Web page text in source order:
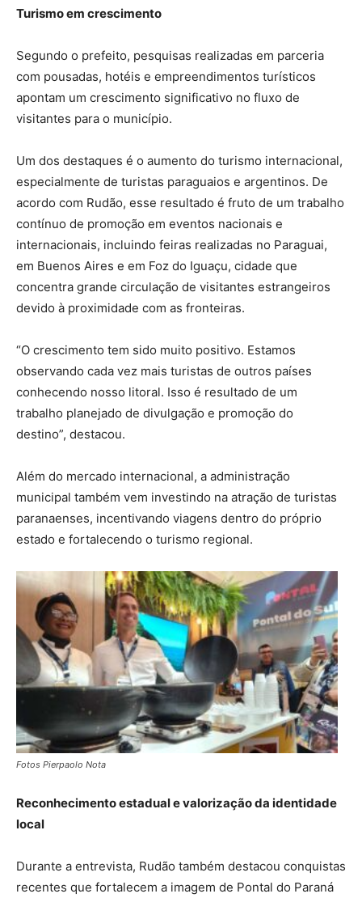
Turismo em crescimento
Segundo o prefeito, pesquisas realizadas em parceria
com pousadas, hotéis e empreendimentos turísticos
apontam um crescimento significativo no fluxo de
visitantes para o município.
Um dos destaques é o aumento do turismo internacional,
especialmente de turistas paraguaios e argentinos. De
acordo com Rudão, esse resultado é fruto de um trabalho
contínuo de promoção em eventos nacionais e
internacionais, incluindo feiras realizadas no Paraguai,
em Buenos Aires e em Foz do Iguaçu, cidade que
concentra grande circulação de visitantes estrangeiros
devido à proximidade com as fronteiras.
“O crescimento tem sido muito positivo. Estamos
observando cada vez mais turistas de outros países
conhecendo nosso litoral. Isso é resultado de um
trabalho planejado de divulgação e promoção do
destino”, destacou.
Além do mercado internacional, a administração
municipal também vem investindo na atração de turistas
paranaenses, incentivando viagens dentro do próprio
estado e fortalecendo o turismo regional.
Fotos Pierpaolo Nota
Reconhecimento estadual e valorização da identidade
local
Durante a entrevista, Rudão também destacou conquistas
recentes que fortalecem a imagem de Pontal do Paraná